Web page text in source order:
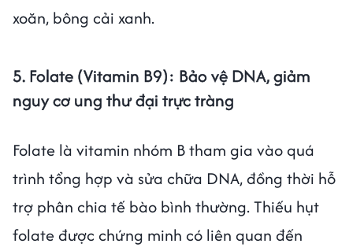
xoăn, bông cải xanh.
5. Folate (Vitamin B9): Bảo vệ DNA, giảm
nguy cơ ung thư đại trực tràng
Folate là vitamin nhóm B tham gia vào quá
trình tổng hợp và sửa chữa DNA, đồng thời hỗ
trợ phân chia tế bào bình thường. Thiếu hụt
folate được chứng minh có liên quan đến